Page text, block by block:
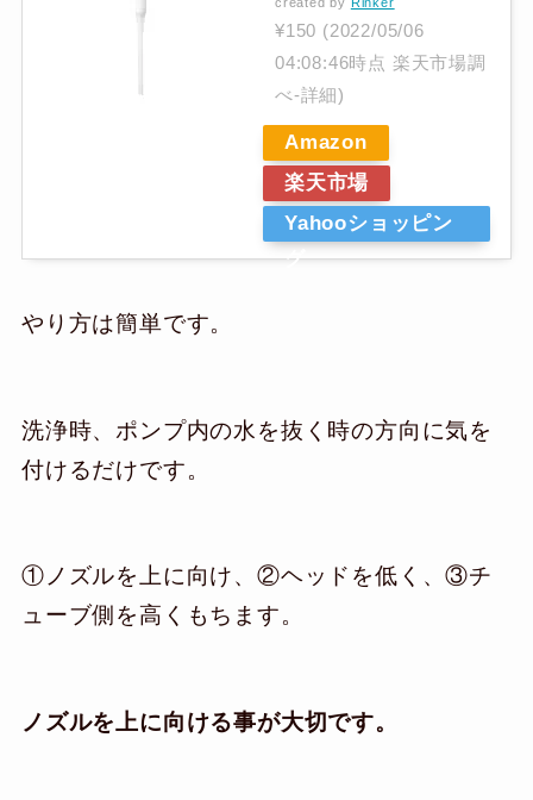
¥150 (2022/05/06
04:08:46時点 楽天市場調
べ-詳細)
Amazon
楽天市場
Yahooショッピン
グ
やり方は簡単です。
洗浄時、ポンプ内の水を抜く時の方向に気を
付けるだけです。
①ノズルを上に向け、②ヘッドを低く、③チ
ューブ側を高くもちます。
ノズルを上に向ける事が大切です。